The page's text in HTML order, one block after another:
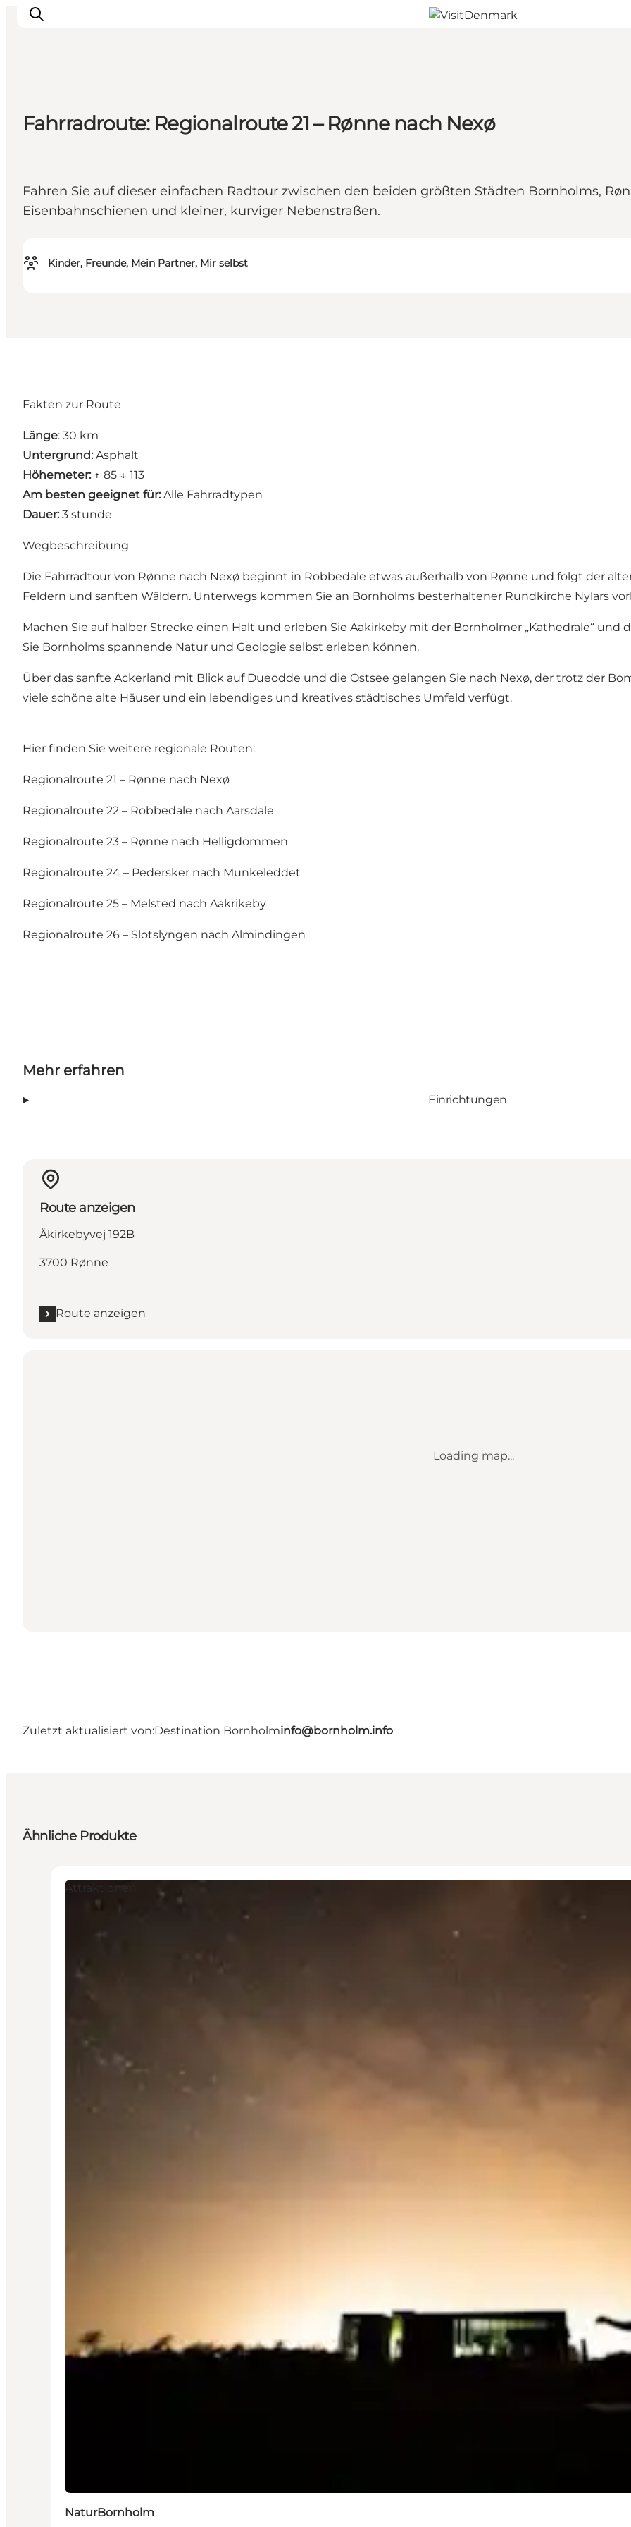
Inspiration
Reiseplanung
Fahrradroute: Regionalroute 21 – Rønne nach Nexø
Fahren Sie auf dieser einfachen Radtour zwischen den beiden größten Städten Bornholms,
Eisenbahnschienen und kleiner, kurviger Nebenstraßen.
Kinder, Freunde, Mein Partner, Mir selbst
Fakten zur Route
Länge: 30 km
Untergrund: Asphalt
Höhemeter: ↑ 85 ↓ 113
Am besten geeignet für: Alle Fahrradtypen
Dauer: 3 stunde
Wegbeschreibung
Die Fahrradtour von Rønne nach Nexø beginnt in Robbedale etwas außerhalb von Rønne und folgt der
Feldern und sanften Wäldern. Unterwegs kommen Sie an Bornholms besterhaltener Rundkirche Nylars
Machen Sie auf halber Strecke einen Halt und erleben Sie Aakirkeby mit der Bornholmer „Kathedrale“
Sie Bornholms spannende Natur und Geologie selbst erleben können.
Über das sanfte Ackerland mit Blick auf Dueodde und die Ostsee gelangen Sie nach Nexø, der trotz der
viele schöne alte Häuser und ein lebendiges und kreatives städtisches Umfeld verfügt.
Hier finden Sie weitere regionale Routen:
Regionalroute 21 – Rønne nach Nexø
Regionalroute 22 – Robbedale nach Aarsdale
Regionalroute 23 – Rønne nach Helligdommen
Regionalroute 24 – Pedersker nach Munkeleddet
Regionalroute 25 – Melsted nach Aakrikeby
Regionalroute 26 – Slotslyngen nach Almindingen
Mehr erfahren
Einrichtungen
Route anzeigen
Åkirkebyvej 192B
3700 Rønne
Route anzeigen
Loading map...
Zuletzt aktualisiert von:Destination Bornholminfo@bornholm.info
Ähnliche Produkte
Attraktionen
NaturBornholm